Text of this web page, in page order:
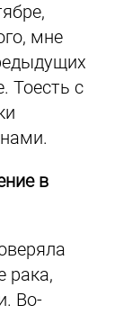
мне
Тоесть с
в
рака,
Во-